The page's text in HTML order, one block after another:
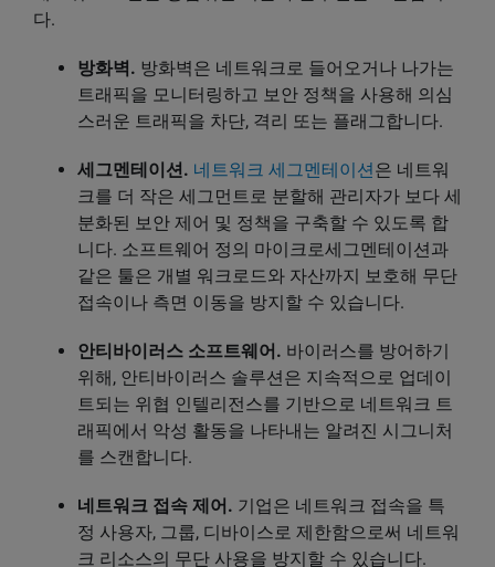
다.
방화벽. 방화벽은 네트워크로 들어오거나 나가는
트래픽을 모니터링하고 보안 정책을 사용해 의심
스러운 트래픽을 차단, 격리 또는 플래그합니다.
세그멘테이션. 네트워크 세그멘테이션은 네트워
크를 더 작은 세그먼트로 분할해 관리자가 보다 세
분화된 보안 제어 및 정책을 구축할 수 있도록 합
니다. 소프트웨어 정의 마이크로세그멘테이션과
같은 툴은 개별 워크로드와 자산까지 보호해 무단
접속이나 측면 이동을 방지할 수 있습니다.
안티바이러스 소프트웨어. 바이러스를 방어하기
위해, 안티바이러스 솔루션은 지속적으로 업데이
트되는 위협 인텔리전스를 기반으로 네트워크 트
래픽에서 악성 활동을 나타내는 알려진 시그니처
를 스캔합니다.
네트워크 접속 제어. 기업은 네트워크 접속을 특
정 사용자, 그룹, 디바이스로 제한함으로써 네트워
크 리소스의 무단 사용을 방지할 수 있습니다.